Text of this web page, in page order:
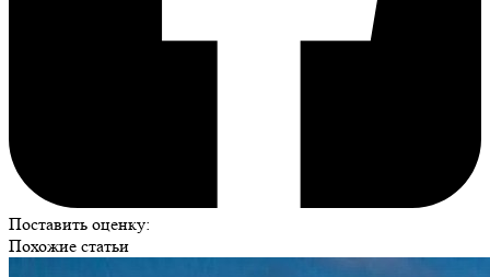
Поставить оценку:
Похожие статьи